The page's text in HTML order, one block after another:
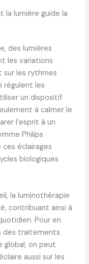
la lumière guide la
des lumières
les variations
sur les rythmes
régulent les
un dispositif
à calmer le
l’esprit à un
Philips
éclairages
biologiques
la luminothérapie
contribuant ainsi à
Pour en
des traitements
global, on peut
aussi sur les